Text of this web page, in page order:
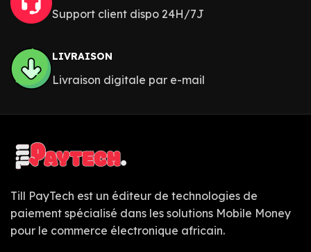
Support client dispo 24H/7J
LIVRAISON
Livraison digitale par e-mail
Till PayTech est un éditeur de technologies de
paiement spécialisé dans les solutions Mobile Money
pour le commerce électronique africain.